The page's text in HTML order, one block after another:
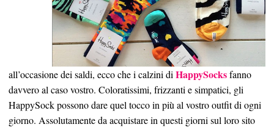
all’occasione dei saldi, ecco che i calzini di HappySocksfanno
davvero al caso vostro. Coloratissimi, frizzanti e simpatici, gli
HappySock possono dare quel tocco in più al vostro outfit di ogni
giorno. Assolutamente da acquistare in questi giorni sul loro sito